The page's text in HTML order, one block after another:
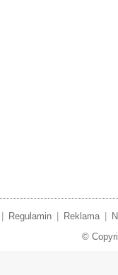
Regulamin Reklama
©